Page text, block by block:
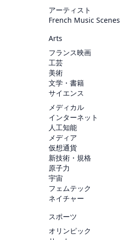
アーティスト
French Music Scenes
Arts
フランス映画
工芸
美術
文学・書籍
サイエンス
メディカル
インターネット
人工知能
メディア
仮想通貨
新技術・規格
原子力
宇宙
フェムテック
ネイチャー
スポーツ
オリンピック